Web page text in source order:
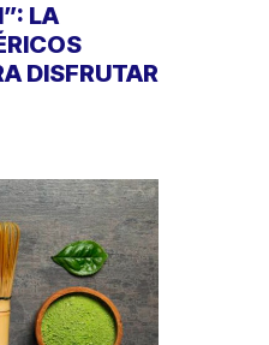
LA
DISFRUTAR